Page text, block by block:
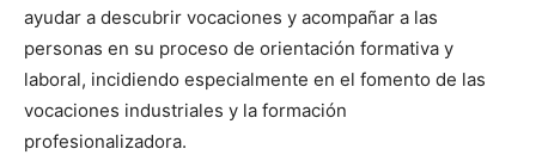
ayudar a descubrir vocaciones y acompañar a las
personas en su proceso de orientación formativa y
laboral, incidiendo especialmente en el fomento de las
vocaciones industriales y la formación
profesionalizadora.